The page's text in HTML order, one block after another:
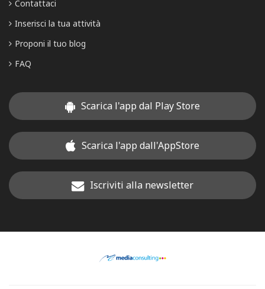
Contattaci
Inserisci la tua attività
Proponi il tuo blog
FAQ
Scarica l'app dal Play Store
Scarica l'app dall'AppStore
Iscriviti alla newsletter